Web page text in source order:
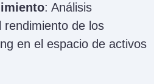
: Análisis
rendimiento de los
en el espacio de activos